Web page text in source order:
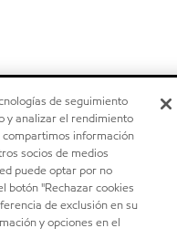
de seguimiento
y analizar el rendimiento
información
socios de medios
puede optar por no
botón "Rechazar cookies
de exclusión en su
y opciones en el